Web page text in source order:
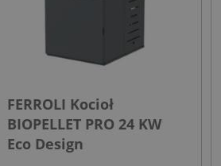
FERROLI Kocioł
BIOPELLET PRO 24 KW
Eco Design